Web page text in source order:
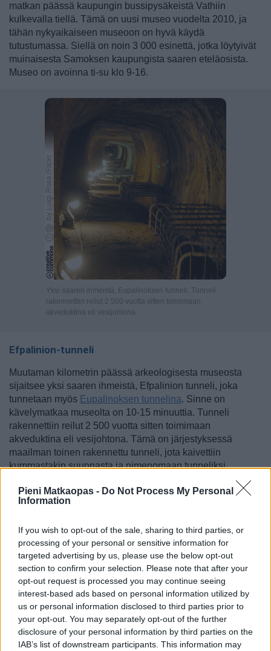
Pieni Matkaopas - Do Not Process My Personal
Information
If you wish to opt-out of the sale, sharing to third parties, or
processing of your personal or sensitive information for
targeted advertising by us, please use the below opt-out
section to confirm your selection. Please note that after your
opt-out request is processed you may continue seeing
interest-based ads based on personal information utilized by
us or personal information disclosed to third parties prior to
your opt-out. You may separately opt-out of the further
disclosure of your personal information by third parties on the
IAB’s list of downstream participants. This information may
matkan päässä kaupungin bussipysäkeistä Vathiin
kulkevalla tiellä. Tämä on uusi museo vuodelta 2010, ja
tähän nykyaikaiseen museoon on hyvä käydä
tutustumassa. Siellä on noin 3 000 esinettä, jotka löytyivät
muinaisesta Samoksen kaupungista saaren eteläosista.
Museo on avoinna ti-su klo 9-16.
Yksi saaren ihmeistä, Eupalinoksen tunneli. Tunneli
rakennettiin reilut 2 500 vuotta sitten toimimaan
akveduktina eli vesijohtona.
Efpalinion-tunneli
Muutaman kilometrin päässä arkeologisesta museosta
sijaitsee yksi saaren ihmeistä, Efpalinion tunneli, joka
tunnetaan myös Eupalinoksen tunnelina. Sinne on
kävelymatkaa museolta on 10-15 minuuttia. Tunneli
rakennettiin reilut 2 500 vuotta sitten toimimaan
akveduktina eli vesijohtona. Tämä on järjestyksessä
maailman toinen rakennettu tunneli, jota kaivettiin
kummastakin suunnasta ja nimenomaan tunneliksi.
Joitakuita tieto tunnelista ja sen toimintaperiaatteista
kiinnostaa paljon, ja jotkut käyvät nopeasti tutustumassa
neljän euron pääsymaksu, ja se on avoinna ti-su klo 9-15.
Lykourgos Logothetis -linnake
Pienen matkan päässä bussipysäkeistä sijaitsee
Logothetis-linnake ja sen vieressä kirkko, ja täällä on hyvä
käväistä loman aikana. Linna on peräisin 1800-luvun
alkupuolelta, ja se toimi merkittävässä roolissa, kun Samos
kamppaili Kreikkaan liittymisen puolesta. Linnakkeessa on
nykyisin taidegalleria. Sen vieressä olevassa kirkossa